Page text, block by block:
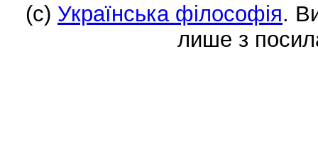
(c) Українська філософія.
лише з